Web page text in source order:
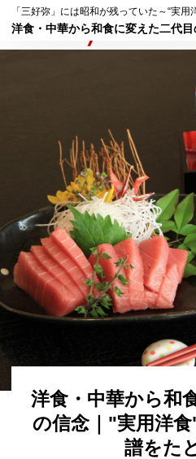
「三好弥」には昭和が残っていた～“実用
洋食・中華から和
の信念｜"実用洋
譜をた